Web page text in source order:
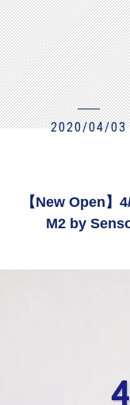
2020/04/03
【New Open】
M2 by